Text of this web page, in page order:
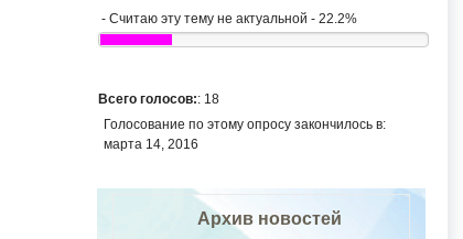
- Считаю эту тему не актуальной - 22.2%
Всего голосов:: 18
Голосование по этому опросу закончилось в:
марта 14, 2016
Архив новостей